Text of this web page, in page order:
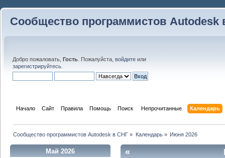
Сообщество программистов Autodesk
Добро пожаловать, Гость . Пожалуйста, войдите или
зарегистрируйтесь
Начало Сайт Правила Помощь Поиск Непрочитанные Календарь
Сообщество программистов Autodesk в СНГ » Календарь» Июня 2026
Май 2026 «